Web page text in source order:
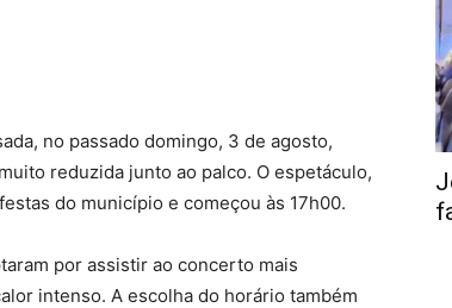
no passado domingo, 3 de agosto,
reduzida junto ao palco. O espetáculo,
do município e começou às 17h00.
por assistir ao concerto mais
intenso. A escolha do horário também